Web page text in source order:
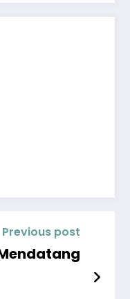
Previous post